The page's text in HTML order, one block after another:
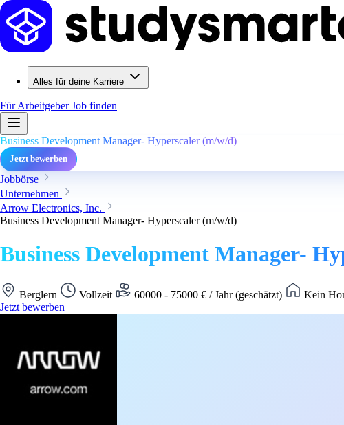
Alles für deine Karriere
Für ArbeitgeberJob finden
Business Development Manager- Hyperscaler (m/w/d)
Jetzt bewerben
Jobbörse
Unternehmen
Arrow Electronics, Inc.
Business Development Manager- Hyperscaler (m/w/d)
Business Development Manager-
Berglern Vollzeit 60000 - 75000 € / Jahr (geschätzt)
Kein
Jetzt bewerben